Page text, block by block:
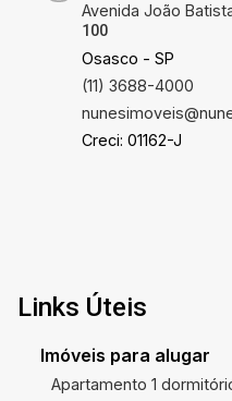
Avenida João
100
Osasco - SP
(11) 3688-4000
Creci: 01162-J
Links Úteis
Imóveis para alugar
Apartamento 1